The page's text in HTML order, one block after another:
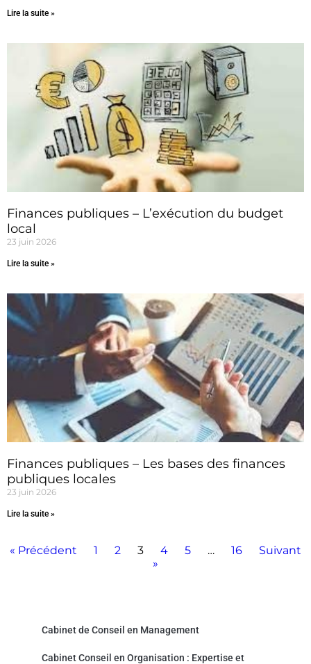
Lire la suite »
Finances publiques – L’exécution du budget
local
23 juin 2026
Lire la suite »
Finances publiques – Les bases des finances
publiques locales
23 juin 2026
Lire la suite »
« Précédent 1 2 3 4 5 … 16
Suivant
»
Cabinet de Conseil en Management
Cabinet Conseil en Organisation : Expertise et